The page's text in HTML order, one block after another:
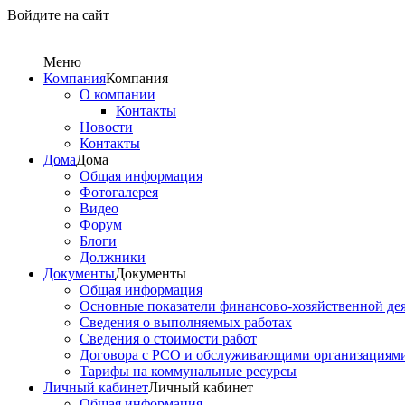
Войдите на сайт
Меню
КомпанияКомпания
О компании
Контакты
Новости
Контакты
ДомаДома
Общая информация
Фотогалерея
Видео
Форум
Блоги
Должники
ДокументыДокументы
Общая информация
Основные показатели финансово-хозяйственной
Сведения о выполняемых работах
Сведения о стоимости работ
Договора с РСО и обслуживающими
Тарифы на коммунальные ресурсы
Личный кабинетЛичный кабинет